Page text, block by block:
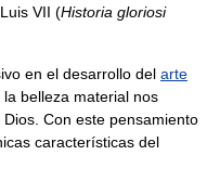
VII (Historia gloriosi
en el desarrollo del arte
belleza material nos
Con este pensamiento
características del